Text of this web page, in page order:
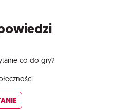
co do gry?